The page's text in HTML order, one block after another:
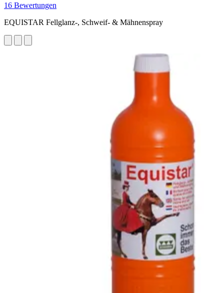
16 Bewertungen
EQUISTAR Fellglanz-, Schweif- & Mähnenspray